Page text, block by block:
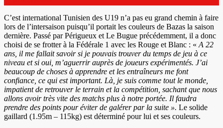
C’est international Tunisien des U19 n’a pas eu grand chemin à faire
lors de l’intersaison puisqu’il portait les couleurs de Bazas la saison
dernière. Passé par Périgueux et Le Bugue précédemment, il a donc
choisi de se frotter à la Fédérale 1 avec les Rouge et Blanc : « A 22
ans, il me fallait savoir si je pouvais trouver du temps de jeu à ce
niveau et si oui, m’aguerrir auprès de joueurs expérimentés. J’ai
beaucoup de choses à apprendre et les entraîneurs me font
confiance, ce qui est important. Là, je suis comme tout le monde,
impatient de retrouver le terrain et la compétition, sachant que nous
allons avoir très vite des matchs plus à notre portée. Il faudra
prendre des points pour éviter de galérer par la suite ». Le solide
gaillard (1.95m – 115kg) est déterminé pour lui et ses couleurs.